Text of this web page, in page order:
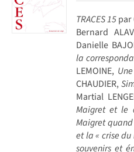
TRACES 15par
Bernard
Danielle
la
LEMOINE,
CHAUDIER,
Martial
Maigret et le
Maigret
et la « crise du
souvenirs et